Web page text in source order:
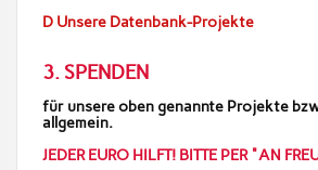
D Unsere Datenbank-Projekte
3. SPENDEN
für unsere oben genannte Projekte
allgemein.
JEDER EURO HILFT! BITTE PER "AN